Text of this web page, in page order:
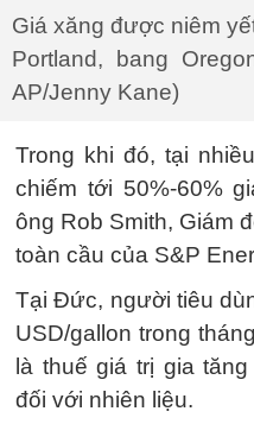
Giá xăng được niêm
Portland, bang
AP/Jenny Kane)
Trong khi đó, tại
chiếm tới 50%-60%
ông Rob Smith, Giám
toàn cầu của S&P
Tại Đức, người tiêu
USD/gallon trong
là thuế giá trị gia
đối với nhiên liệu.